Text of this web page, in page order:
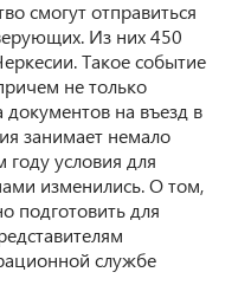
смогут отправиться
Из них 450
Такое событие
не только
на въезд в
занимает немало
году условия для
изменились. О том,
подготовить для
службе